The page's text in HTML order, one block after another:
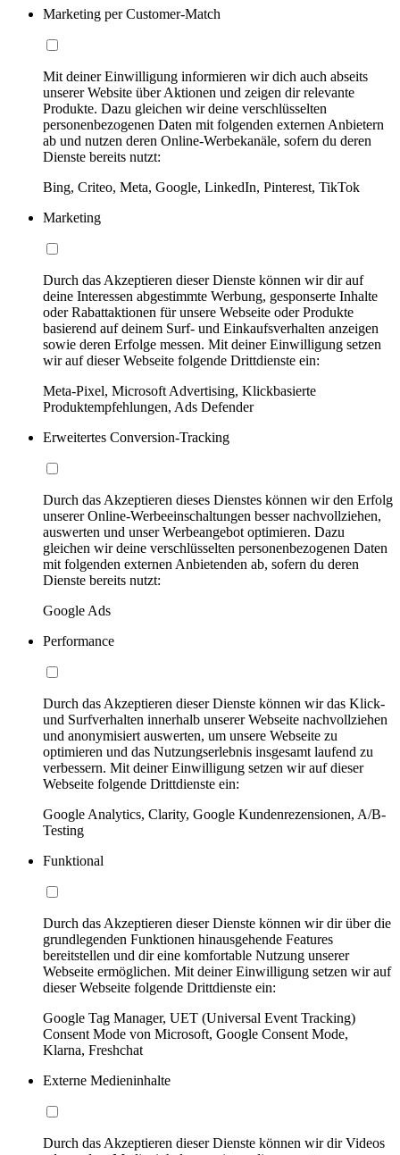
Marketing per Customer-Match
Mit deiner Einwilligung informieren wir dich auch abseits
unserer Website über Aktionen und zeigen dir relevante
Produkte. Dazu gleichen wir deine verschlüsselten
personenbezogenen Daten mit folgenden externen Anbietern
ab und nutzen deren Online-Werbekanäle, sofern du deren
Dienste bereits nutzt:
Bing, Criteo, Meta, Google, LinkedIn, Pinterest, TikTok
Marketing
Durch das Akzeptieren dieser Dienste können wir dir auf
deine Interessen abgestimmte Werbung, gesponserte Inhalte
oder Rabattaktionen für unsere Webseite oder Produkte
basierend auf deinem Surf- und Einkaufsverhalten anzeigen
sowie deren Erfolge messen. Mit deiner Einwilligung setzen
wir auf dieser Webseite folgende Drittdienste ein:
Meta-Pixel, Microsoft Advertising, Klickbasierte
Produktempfehlungen, Ads Defender
Erweitertes Conversion-Tracking
Durch das Akzeptieren dieses Dienstes können wir den Erfolg
unserer Online-Werbeeinschaltungen besser nachvollziehen,
auswerten und unser Werbeangebot optimieren. Dazu
gleichen wir deine verschlüsselten personenbezogenen Daten
mit folgenden externen Anbietenden ab, sofern du deren
Dienste bereits nutzt:
Google Ads
Performance
Durch das Akzeptieren dieser Dienste können wir das Klick-
und Surfverhalten innerhalb unserer Webseite nachvollziehen
und anonymisiert auswerten, um unsere Webseite zu
optimieren und das Nutzungserlebnis insgesamt laufend zu
verbessern. Mit deiner Einwilligung setzen wir auf dieser
Webseite folgende Drittdienste ein:
Google Analytics, Clarity, Google Kundenrezensionen, A/B-
Testing
Funktional
Durch das Akzeptieren dieser Dienste können wir dir über die
grundlegenden Funktionen hinausgehende Features
bereitstellen und dir eine komfortable Nutzung unserer
Webseite ermöglichen. Mit deiner Einwilligung setzen wir auf
dieser Webseite folgende Drittdienste ein:
Google Tag Manager, UET (Universal Event Tracking)
Consent Mode von Microsoft, Google Consent Mode,
Klarna, Freshchat
Externe Medieninhalte
Durch das Akzeptieren dieser Dienste können wir dir Videos